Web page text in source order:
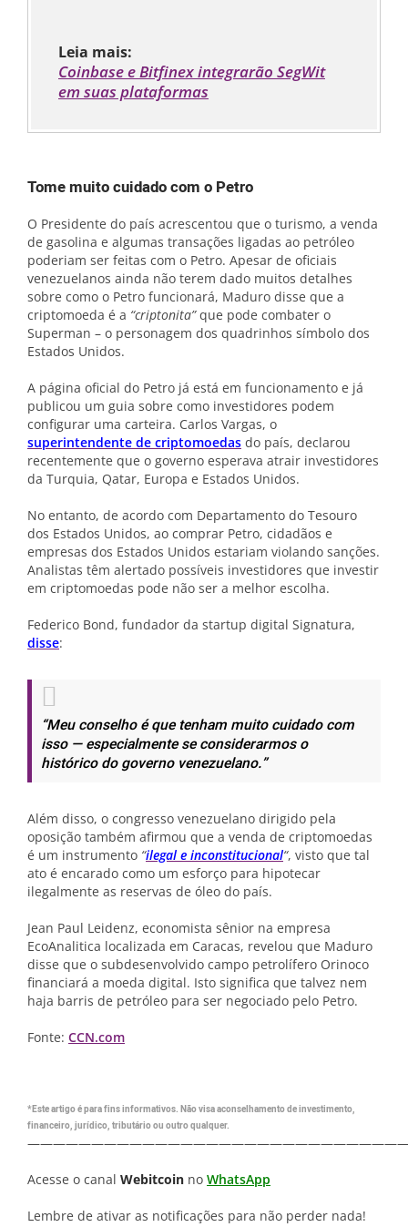
Leia mais:
Coinbase e Bitfinex integrarão SegWit
em suas plataformas
Tome muito cuidado com o Petro
O Presidente do país acrescentou que o turismo, a venda
de gasolina e algumas transações ligadas ao petróleo
poderiam ser feitas com o Petro. Apesar de oficiais
venezuelanos ainda não terem dado muitos detalhes
sobre como o Petro funcionará, Maduro disse que a
criptomoeda é a “criptonita”que pode combater o
Superman – o personagem dos quadrinhos símbolo dos
Estados Unidos.
A página oficial do Petro já está em funcionamento e já
publicou um guia sobre como investidores podem
configurar uma carteira. Carlos Vargas, o
superintendente de criptomoedas do país, declarou
recentemente que o governo esperava atrair investidores
da Turquia, Qatar, Europa e Estados Unidos.
No entanto, de acordo com Departamento do Tesouro
dos Estados Unidos, ao comprar Petro, cidadãos e
empresas dos Estados Unidos estariam violando sanções.
Analistas têm alertado possíveis investidores que investir
em criptomoedas pode não ser a melhor escolha.
Federico Bond, fundador da startup digital Signatura,
disse:
“Meu conselho é que tenham muito cuidado com
isso — especialmente se considerarmos o
histórico do governo venezuelano.”
Além disso, o congresso venezuelano dirigido pela
oposição também afirmou que a venda de criptomoedas
é um instrumento “ilegal e inconstitucional“, visto que tal
ato é encarado como um esforço para hipotecar
ilegalmente as reservas de óleo do país.
Jean Paul Leidenz, economista sênior na empresa
EcoAnalitica localizada em Caracas, revelou que Maduro
disse que o subdesenvolvido campo petrolífero Orinoco
financiará a moeda digital. Isto significa que talvez nem
haja barris de petróleo para ser negociado pelo Petro.
Fonte: CCN.com
*Este artigo é para fins informativos. Não visa aconselhamento de investimento,
financeiro, jurídico, tributário ou outro qualquer.
Acesse o canal Webitcoin no WhatsApp
Lembre de ativar as notificações para não perder nada!